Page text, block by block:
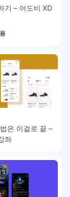
기 – 어도비 XD
은 이걸로 끝 –
좌